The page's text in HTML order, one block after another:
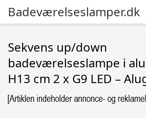
Badeværelseslamper.dk
Sekvens up/down
badeværelseslampe i
H13 cm 2 x G9 LED –